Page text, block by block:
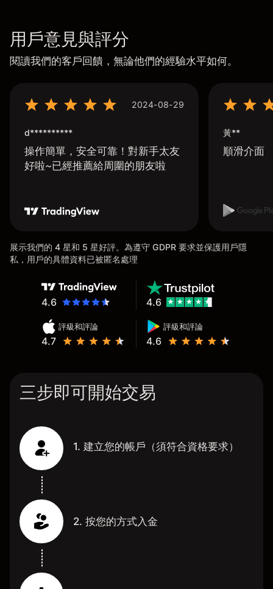
用戶意見與評分
閱讀我們的客戶回饋，無論他們的經驗水平如何。
2024-08-29
d**********
操作簡單，安全可靠！對新手太友
好啦~已經推薦給周圍的朋友啦
黃**
順滑介面
展示我們的 4 星和 5 星好評。為遵守 GDPR 要求並保護用戶隱
私，用戶的具體資料已被匿名處理
4.6
評級和評論
4.7
評級和評論
4.6
4.6
三步即可開始交易
1. 建立您的帳戶（須符合資格要求）
2. 按您的方式入金